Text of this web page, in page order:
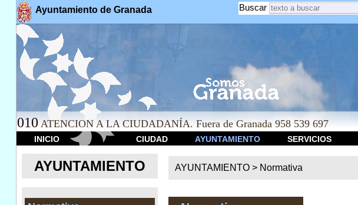
Ayuntamiento de Granada Buscar
010 ATENCION A LA CIUDADANÍA. Fuera de Granada 958 539 697
INICIO CIUDAD AYUNTAMIENTO SERVICIOS
AYUNTAMIENTO AYUNTAMIENTO > Normativa